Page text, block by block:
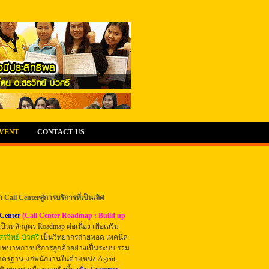
CONTACT US
Centerสู่การบริการที่เป็นเลิศ
(Call Center Roadmap : Build up
ป็นหลักสูตร Roadmap ต่อเนื่อง เพื่อเสริม
รวิทย์ บัวศรี เป็นวิทยากรถ่ายทอด เทคนิค
บาทการบริการลูกค้าอย่างเป็นระบบ รวม
ฐาน แก่พนักงานในตำแหน่ง Agent,